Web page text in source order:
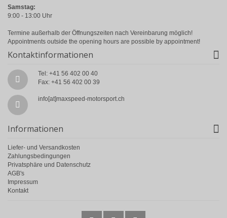
Samstag:
9:00 - 13:00 Uhr
Termine außerhalb der Öffnungszeiten nach Vereinbarung möglich!
Appointments outside the opening hours are possible by appointment!
Kontaktinformationen
Tel: +41 56 402 00 40
Fax: +41 56 402 00 39
info[at]maxspeed-motorsport.ch
Informationen
Liefer- und Versandkosten
Zahlungsbedingungen
Privatsphäre und Datenschutz
AGB's
Impressum
Kontakt